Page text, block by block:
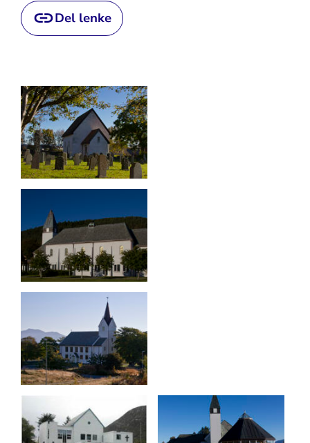
Del lenke
Artikkelsnarveger